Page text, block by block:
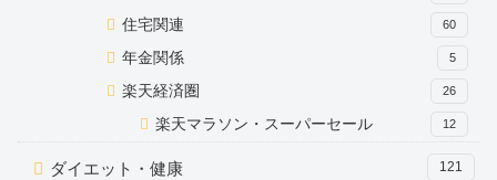
住宅関連 60
年金関係 5
楽天経済圏 26
楽天マラソン・スーパーセール 12
ダイエット・健康 121